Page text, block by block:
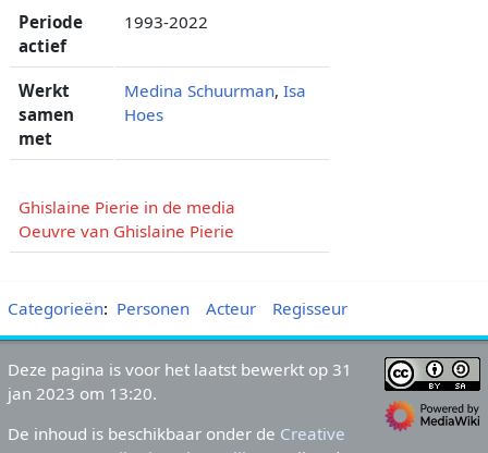
Periode
actief
1993-2022
Werkt
samen
met
Medina Schuurman, Isa
Hoes
Ghislaine Pierie in de media
Oeuvre van Ghislaine Pierie
Categorieën: Personen Acteur Regisseur
Deze pagina is voor het laatst bewerkt op 31
jan 2023 om 13:20.
De inhoud is beschikbaar onder de Creative